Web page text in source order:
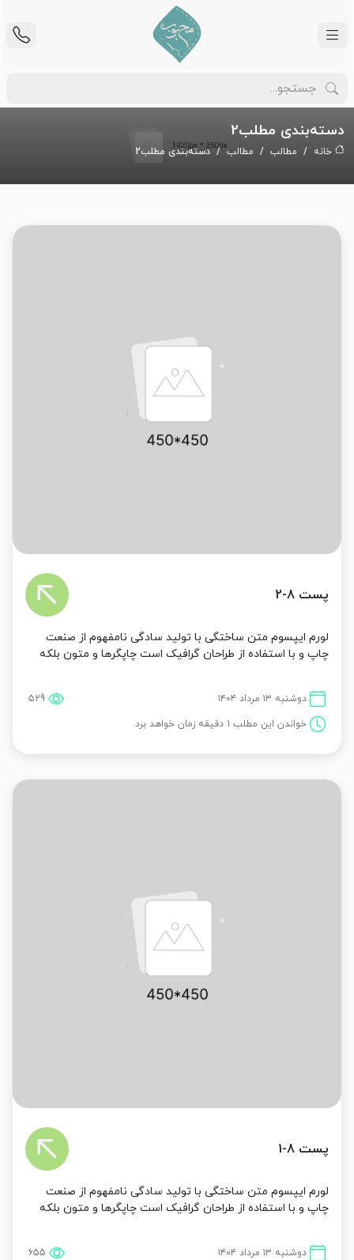
دسته‌بندی مطلب2
خانه مطالب مطالب دسته‌بندی مطلب2
پست 8-2
لورم ایپسوم متن ساختگی با تولید سادگی نامفهوم از صنعت
چاپ و با استفاده از طراحان گرافیک است چاپگرها و متون بلکه
شرای...
دوشنبه ۱۳ مرداد ۱۴۰۴
529
خواندن این مطلب 1 دقیقه زمان خواهد برد
پست 8-1
لورم ایپسوم متن ساختگی با تولید سادگی نامفهوم از صنعت
چاپ و با استفاده از طراحان گرافیک است چاپگرها و متون بلکه
شرای...
دوشنبه ۱۳ مرداد ۱۴۰۴
655